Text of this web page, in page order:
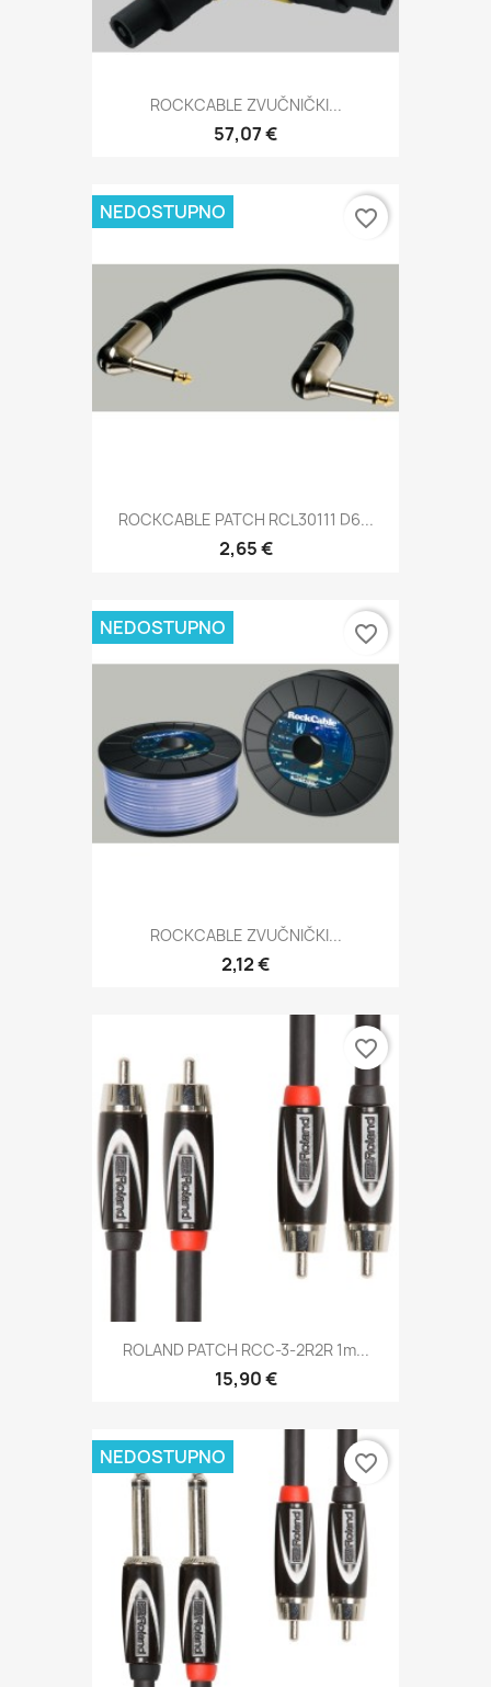
ROCKCABLE ZVUČNIČKI...
57,07 €
ROCKCABLE PATCH RCL30111 D6...
2,65 €
NEDOSTUPNO favorite_border
ROCKCABLE ZVUČNIČKI...
2,12 €
NEDOSTUPNO favorite_border
ROLAND PATCH RCC-3-2R2R 1m...
15,90 €
favorite_border
NEDOSTUPNO favorite_border